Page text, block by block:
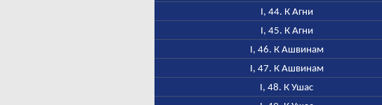
I, 44. К Агни
I, 45. К Агни
I, 46. К Ашвинам
I, 47. К Ашвинам
I, 48. К Ушас